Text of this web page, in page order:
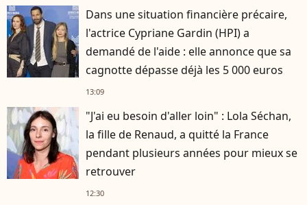
Dans une situation financière précaire,
l'actrice Cypriane Gardin (HPI) a
demandé de l'aide : elle annonce que sa
cagnotte dépasse déjà les 5 000 euros
13:09
"J'ai eu besoin d'aller loin" : Lola Séchan,
la fille de Renaud, a quitté la France
pendant plusieurs années pour mieux se
retrouver
12:30